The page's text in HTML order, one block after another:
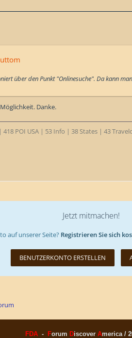
über den Punkt "Onlinesuche". Da kann
Danke.
418 POI USA | 53 Info | 38 States | 43
Jetzt mitmachen!
auf unserer Seite? Registrieren Sie sich
BENUTZERKONTO ERSTELLEN
FDA - Forum Discover America /